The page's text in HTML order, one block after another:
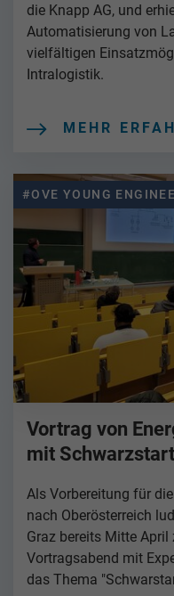
die Knapp AG, und
Automatisierung von
vielfältigen
Intralogistik.
MEHR
#OVE YOUNG
Vortrag von
mit
Als Vorbereitung für
nach Oberösterreich
Graz bereits Mitte
Vortragsabend mit
das Thema